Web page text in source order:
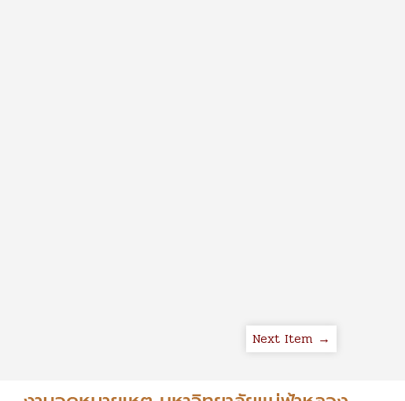
Next Item →